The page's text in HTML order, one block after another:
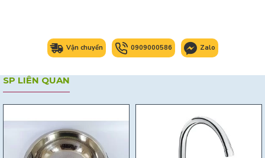
Vận chuyển 0909000586 Zalo
SP LIÊN QUAN